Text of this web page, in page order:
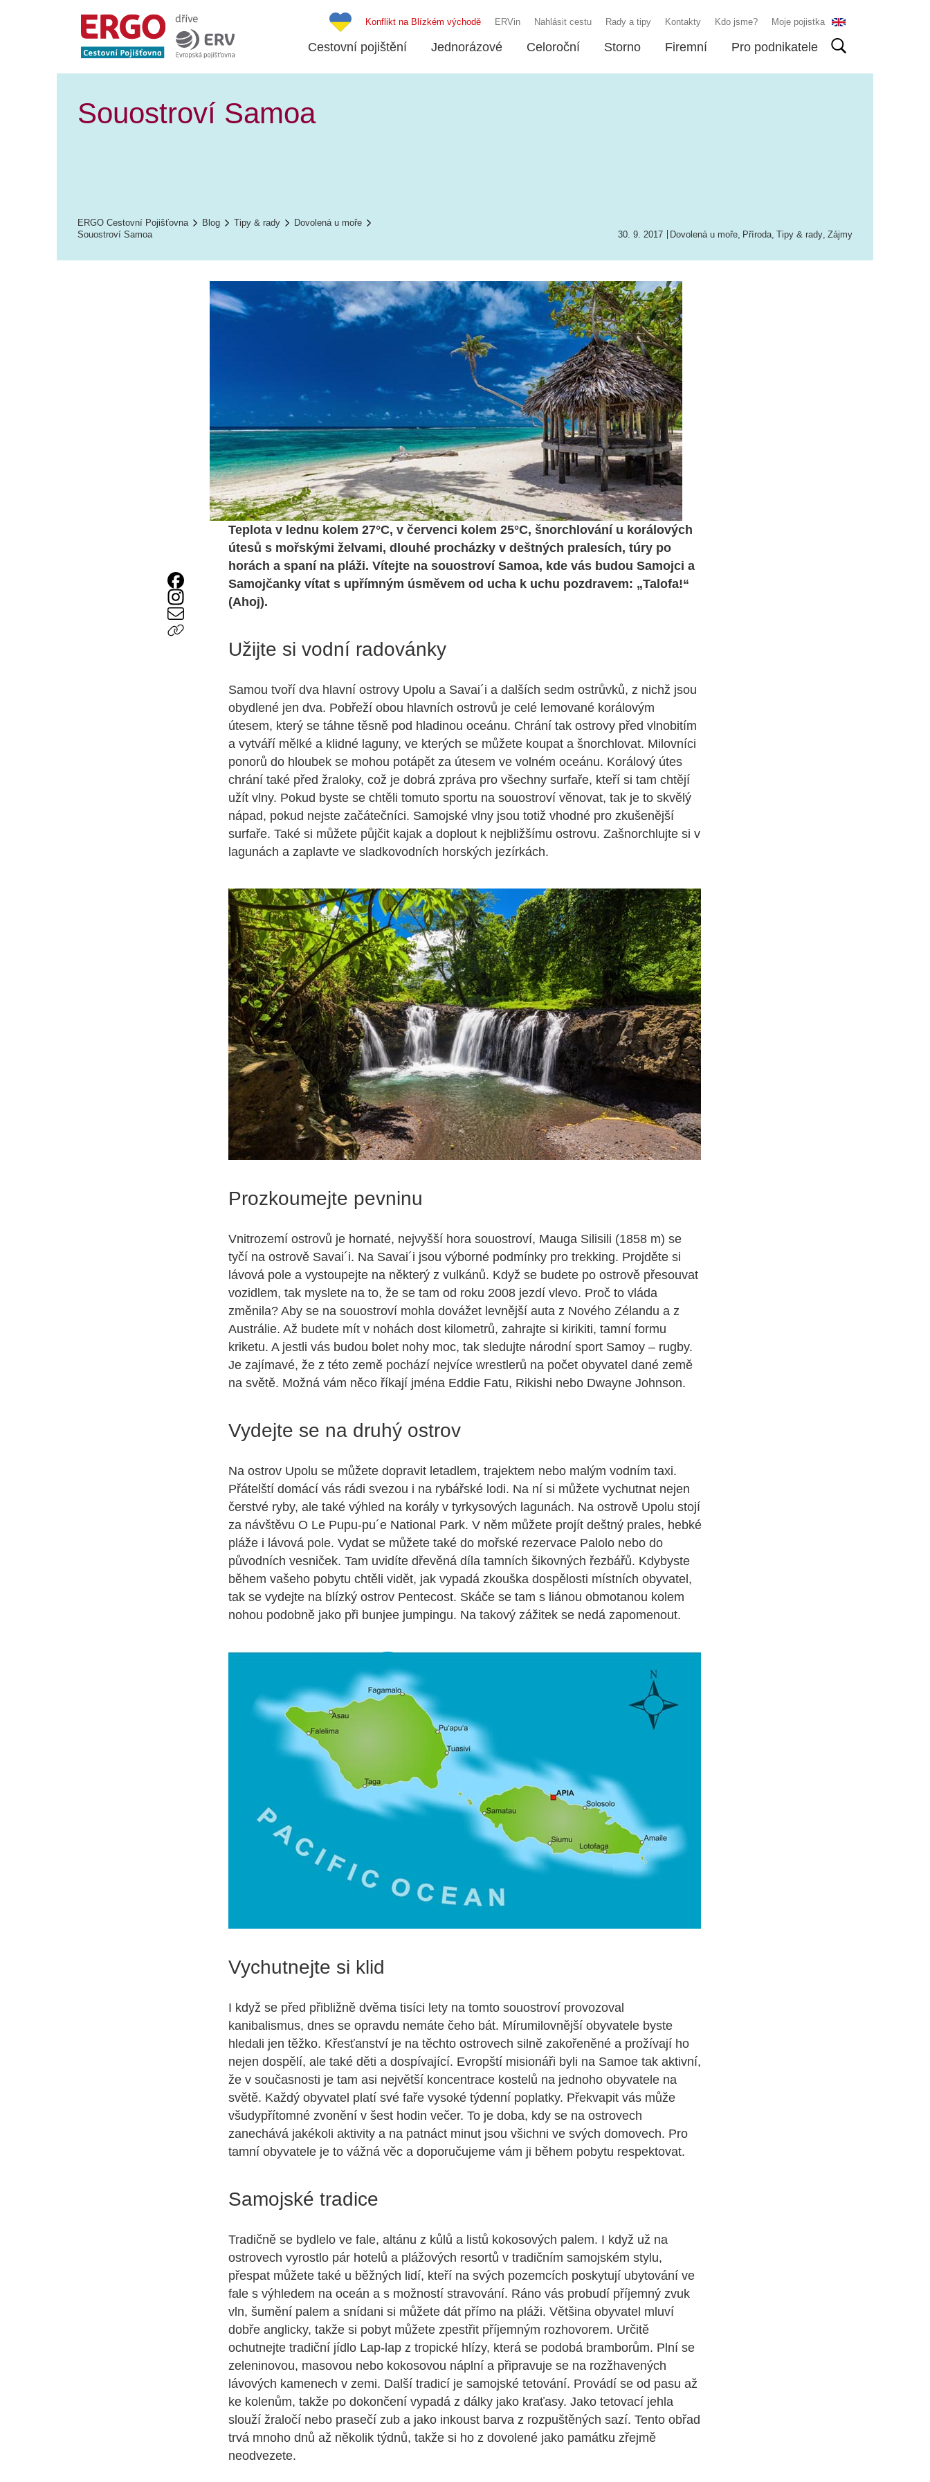
Konflikt na Blízkém východě ERVin Nahlásit cestu Rady a tipy Kontakty Kdo jsme? Moje pojistka
Cestovní pojištění Jednorázové Celoroční Storno Firemní Pro podnikatele
Souostroví Samoa
ERGO Cestovní Pojišťovna Blog Tipy & rady
Dovolená u moře
Souostroví Samoa
30. 9. 2017 Dovolená u moře, Příroda, Tipy & rady, Zájmy
Teplota v lednu kolem 27°C, v červenci kolem 25°C, šnorchlování u korálových
útesů s mořskými želvami, dlouhé procházky v deštných pralesích, túry po
horách a spaní na pláži. Vítejte na souostroví Samoa, kde vás budou Samojci a
Samojčanky vítat s upřímným úsměvem od ucha k uchu pozdravem: „Talofa!“
(Ahoj).
Užijte si vodní radovánky
Samou tvoří dva hlavní ostrovy Upolu a Savai´i a dalších sedm ostrůvků, z nichž jsou
obydlené jen dva. Pobřeží obou hlavních ostrovů je celé lemované korálovým
útesem, který se táhne těsně pod hladinou oceánu. Chrání tak ostrovy před vlnobitím
a vytváří mělké a klidné laguny, ve kterých se můžete koupat a šnorchlovat. Milovníci
ponorů do hloubek se mohou potápět za útesem ve volném oceánu. Korálový útes
chrání také před žraloky, což je dobrá zpráva pro všechny surfaře, kteří si tam chtějí
užít vlny. Pokud byste se chtěli tomuto sportu na souostroví věnovat, tak je to skvělý
nápad, pokud nejste začátečníci. Samojské vlny jsou totiž vhodné pro zkušenější
surfaře. Také si můžete půjčit kajak a doplout k nejbližšímu ostrovu. Zašnorchlujte si v
lagunách a zaplavte ve sladkovodních horských jezírkách.
Prozkoumejte pevninu
Vnitrozemí ostrovů je hornaté, nejvyšší hora souostroví, Mauga Silisili (1858 m) se
tyčí na ostrově Savai´i. Na Savai´i jsou výborné podmínky pro trekking. Projděte si
lávová pole a vystoupejte na některý z vulkánů. Když se budete po ostrově přesouvat
vozidlem, tak myslete na to, že se tam od roku 2008 jezdí vlevo. Proč to vláda
změnila? Aby se na souostroví mohla dovážet levnější auta z Nového Zélandu a z
Austrálie. Až budete mít v nohách dost kilometrů, zahrajte si kirikiti, tamní formu
kriketu. A jestli vás budou bolet nohy moc, tak sledujte národní sport Samoy – rugby.
Je zajímavé, že z této země pochází nejvíce wrestlerů na počet obyvatel dané země
na světě. Možná vám něco říkají jména Eddie Fatu, Rikishi nebo Dwayne Johnson.
Vydejte se na druhý ostrov
Na ostrov Upolu se můžete dopravit letadlem, trajektem nebo malým vodním taxi.
Přátelští domácí vás rádi svezou i na rybářské lodi. Na ní si můžete vychutnat nejen
čerstvé ryby, ale také výhled na korály v tyrkysových lagunách. Na ostrově Upolu stojí
za návštěvu O Le Pupu-pu´e National Park. V něm můžete projít deštný prales, hebké
pláže i lávová pole. Vydat se můžete také do mořské rezervace Palolo nebo do
původních vesniček. Tam uvidíte dřevěná díla tamních šikovných řezbářů. Kdybyste
během vašeho pobytu chtěli vidět, jak vypadá zkouška dospělosti místních obyvatel,
tak se vydejte na blízký ostrov Pentecost. Skáče se tam s liánou obmotanou kolem
nohou podobně jako při bunjee jumpingu. Na takový zážitek se nedá zapomenout.
Vychutnejte si klid
I když se před přibližně dvěma tisíci lety na tomto souostroví provozoval
kanibalismus, dnes se opravdu nemáte čeho bát. Mírumilovnější obyvatele byste
hledali jen těžko. Křesťanství je na těchto ostrovech silně zakořeněné a prožívají ho
nejen dospělí, ale také děti a dospívající. Evropští misionáři byli na Samoe tak aktivní,
že v současnosti je tam asi největší koncentrace kostelů na jednoho obyvatele na
světě. Každý obyvatel platí své faře vysoké týdenní poplatky. Překvapit vás může
všudypřítomné zvonění v šest hodin večer. To je doba, kdy se na ostrovech
zanechává jakékoli aktivity a na patnáct minut jsou všichni ve svých domovech. Pro
tamní obyvatele je to vážná věc a doporučujeme vám ji během pobytu respektovat.
Samojské tradice
Tradičně se bydlelo ve fale, altánu z kůlů a listů kokosových palem. I když už na
ostrovech vyrostlo pár hotelů a plážových resortů v tradičním samojském stylu,
přespat můžete také u běžných lidí, kteří na svých pozemcích poskytují ubytování ve
fale s výhledem na oceán a s možností stravování. Ráno vás probudí příjemný zvuk
vln, šumění palem a snídani si můžete dát přímo na pláži. Většina obyvatel mluví
dobře anglicky, takže si pobyt můžete zpestřit příjemným rozhovorem. Určitě
ochutnejte tradiční jídlo Lap-lap z tropické hlízy, která se podobá bramborům. Plní se
zeleninovou, masovou nebo kokosovou náplní a připravuje se na rozžhavených
lávových kamenech v zemi. Další tradicí je samojské tetování. Provádí se od pasu až
ke kolenům, takže po dokončení vypadá z dálky jako kraťasy. Jako tetovací jehla
slouží žraločí nebo prasečí zub a jako inkoust barva z rozpuštěných sazí. Tento obřad
trvá mnoho dnů až několik týdnů, takže si ho z dovolené jako památku zřejmě
neodvezete.